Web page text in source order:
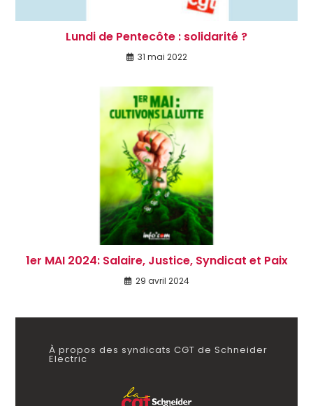
Lundi de Pentecôte : solidarité ?
31 mai 2022
1er MAI 2024: Salaire, Justice, Syndicat et Paix
29 avril 2024
À propos des syndicats CGT de Schneider
Electric